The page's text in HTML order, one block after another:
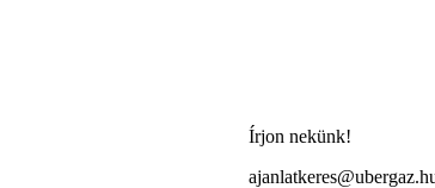
Írjon nekünk!